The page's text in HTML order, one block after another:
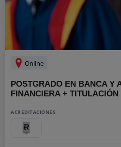
Online
POSTGRADO EN BANCA Y
FINANCIERA +
ACREDITACIONES